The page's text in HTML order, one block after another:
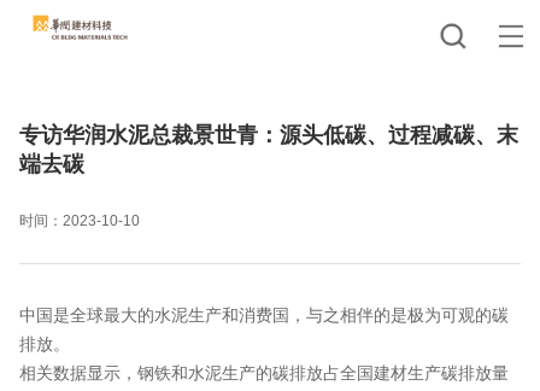
专访华润水泥总裁景世青：源头低碳、过程减碳、末
端去碳
时间：2023-10-10
中国是全球最大的水泥生产和消费国，与之相伴的是极为可观的碳
排放。
相关数据显示，钢铁和水泥生产的碳排放占全国建材生产碳排放量